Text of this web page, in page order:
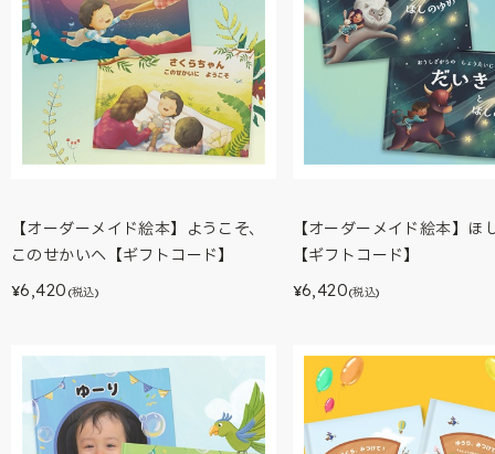
【オーダーメイド絵本】ようこそ、
このせかいへ【ギフトコード】
¥6,420 (税込)
【オーダーメイド絵本】ほ
【ギフトコード】
¥6,420(税込)